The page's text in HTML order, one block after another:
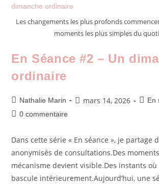
Les changements les plus profonds
moments les plus simples du
En Séance #2 – Un
ordinaire
Nathalie Marin mars 14, 2026
En
0 commentaire
Dans cette série « En séance », je partage
anonymisés de consultations.Des
mécanisme devient visible.Des instants
bascule intérieurement.Aujourd’hui, une